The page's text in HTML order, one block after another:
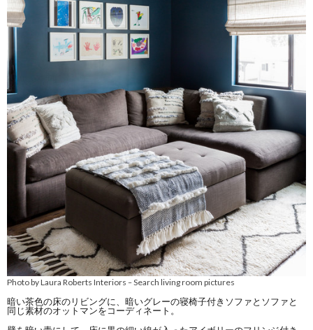
Photo by Laura Roberts Interiors –Search living room pictures
暗い茶色の床のリビングに、暗いグレーの寝椅子付きソファとソファと
同じ素材のオットマンをコーディネート。